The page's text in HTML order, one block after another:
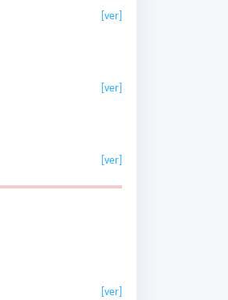
[ver]
[ver]
[ver]
[ver]